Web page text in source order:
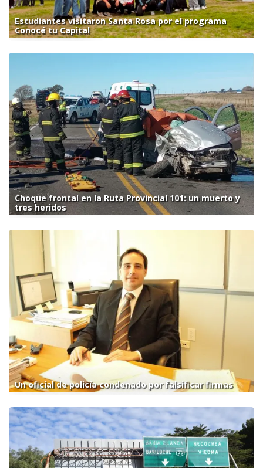
Estudiantes visitaron Santa Rosa por el programa
Conocé tu Capital
Choque frontal en la Ruta Provincial 101: un muerto y
tres heridos
Un oficial de policía condenado por falsificar firmas